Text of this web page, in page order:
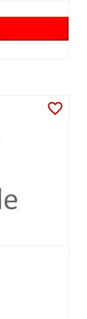
favorite_border